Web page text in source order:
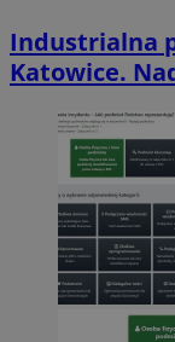
Industrialna
Katowice.